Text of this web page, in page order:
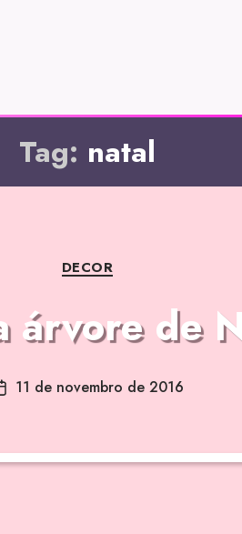
Tag: natal
DECOR
árvore de
11 de novembro de 2016